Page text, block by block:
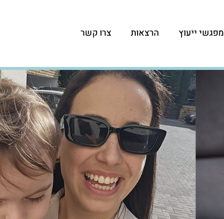
מפגשי ייעוץ הרצאות צרו קשר